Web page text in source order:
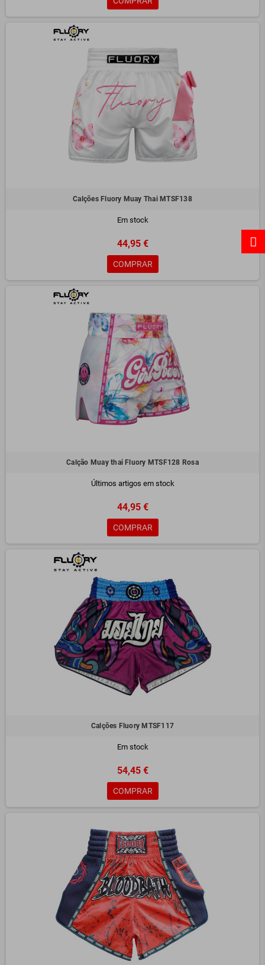
Calções Fluory Muay Thai MTSF138
Em stock
44,95 €
COMPRAR
Calção Muay thai Fluory MTSF128 Rosa
Últimos artigos em stock
44,95 €
COMPRAR
Calções Fluory MTSF117
Em stock
54,45 €
COMPRAR